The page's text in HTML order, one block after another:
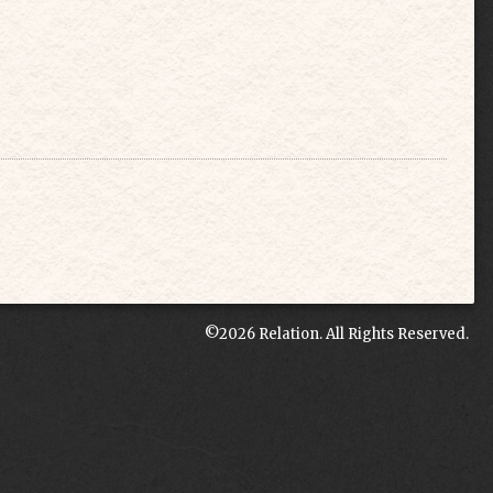
©2026 Relation. All Rights Reserved.